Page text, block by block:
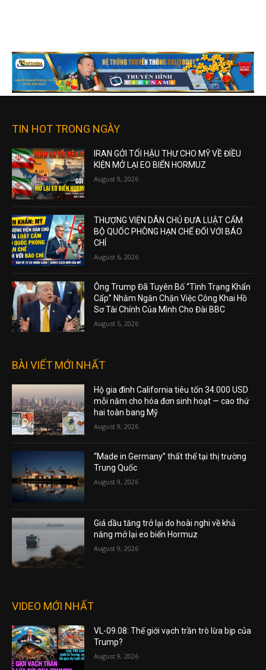
TIN HOT TRONG NGÀY
IRAN GỞI TỐI HẬU THƯ CHO MỸ VỀ ĐIỀU
KIỆN MỞ LẠI EO BIỂN HORMUZ
August 9, 2026
THƯỢNG VIỆN DÂN CHỦ ĐƯA LUẬT CẤM
BỘ QUỐC PHÒNG HẠN CHẾ ĐỐI VỚI BÁO
CHÍ
August 6, 2026
Ông Trump Đã Tuyên Bố “Tình Trạng Khẩn
Cấp” Nhằm Ngăn Chặn Việc Công Khai Hồ
Sơ Tài Chính Của Mình Cho Đài BBC
August 5, 2026
BÀI VIẾT MỚI NHẤT
Hộ gia đình California tiêu tốn 34.000 USD
mỗi năm cho hóa đơn sinh hoạt — cao thứ
hai toàn bang Mỹ
August 9, 2026
“Made in Germany” thất thế tại thị trường
Trung Quốc
August 9, 2026
Giá dầu tăng trở lại do hoài nghi về khả
năng mở lại eo biển Hormuz
August 9, 2026
VIDEO MỚI NHẤT
VL-09.08: Thế giới vạch trần trò lừa bịp của
Trump?
August 9, 2026